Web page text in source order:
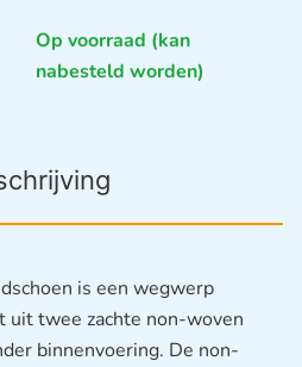
Op voorraad (kan
nabesteld worden)
is een wegwerp
uit twee zachte non-woven
binnenvoering. De non-